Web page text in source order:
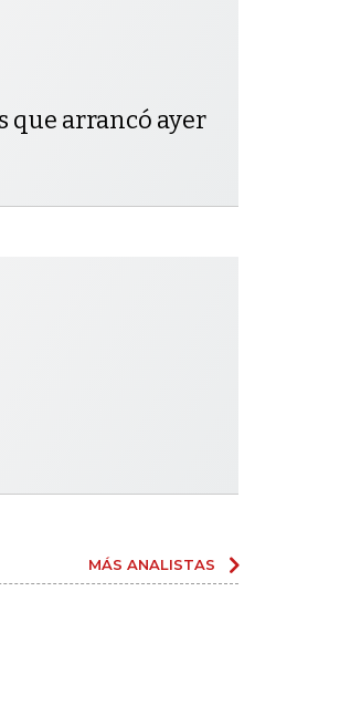
que arrancó ayer
MÁS ANALISTAS